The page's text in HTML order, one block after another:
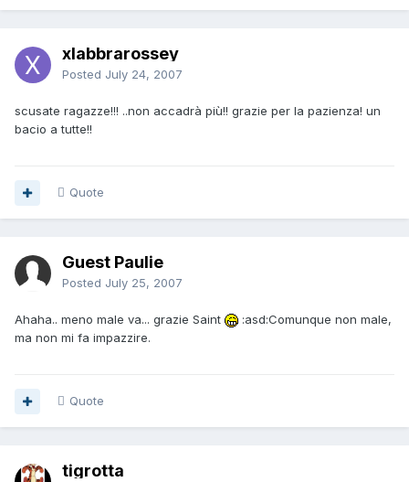
xlabbrarossey
Posted July 24, 2007
scusate ragazze!!! ..non accadrà più!! grazie per la pazienza! un
bacio a tutte!!
Quote
Guest Paulie
Posted July 25, 2007
Ahaha.. meno male va... grazie Saint
:asd:Comunque non male,
ma non mi fa impazzire.
Quote
tigrotta